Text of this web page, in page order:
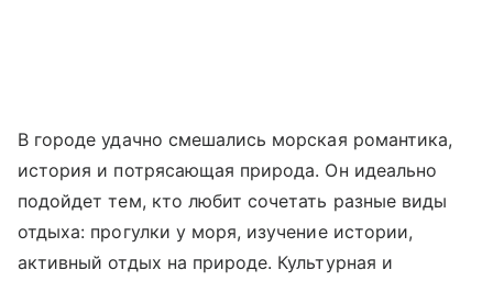
В городе удачно смешались морская романтика,
история и потрясающая природа. Он идеально
подойдет тем, кто любит сочетать разные виды
отдыха: прогулки у моря, изучение истории,
активный отдых на природе. Культурная и